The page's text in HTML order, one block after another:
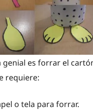
genial es forrar el
requiere:
o tela para forrar.